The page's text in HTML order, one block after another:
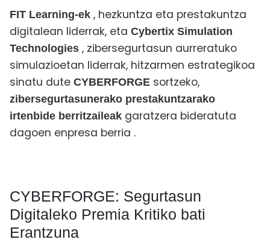
FIT Learning-ek , hezkuntza eta prestakuntza
digitalean liderrak, eta Cybertix Simulation
Technologies , zibersegurtasun aurreratuko
simulazioetan liderrak, hitzarmen estrategikoa
sinatu dute CYBERFORGE sortzeko,
zibersegurtasunerako prestakuntzarako
irtenbide berritzaileak garatzera bideratuta
dagoen enpresa berria .
CYBERFORGE: Segurtasun
Digitaleko Premia Kritiko bati
Erantzuna